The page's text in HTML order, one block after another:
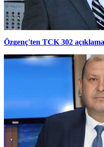
Özgenç'ten TCK 302